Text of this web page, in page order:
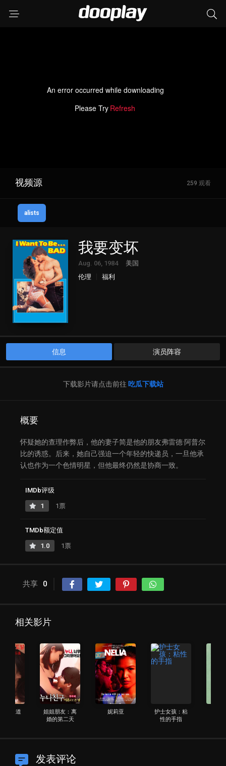
An error occurred while downloading
Please Try Refresh
视频源 259 观看
alists
我要变坏
Aug. 06, 1984
美国
伦理
福利
信息 演员阵容
下载影片请点击前往 吃瓜下载站
概要
怀疑她的查理作弊后，他的妻子简是他的朋友弗雷德·阿普尔
比的诱惑。后来，她自己强迫一个年轻的快递员，一旦他承
认也作为一个色情明星，但他最终仍然是协商一致。
IMDb评级
1 1票
TMDb额定值
1.0 1票
共享 0
相关影片
姐姐朋友：离
妮莉亚
护士女孩：粘
踢公鸡
（2008）
发表评论